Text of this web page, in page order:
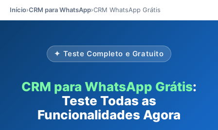
Início›CRM para WhatsApp›CRM WhatsApp Grátis
✦ Teste Completo e Gratuito
CRM para WhatsApp Grátis:
Teste Todas as
Funcionalidades Agora